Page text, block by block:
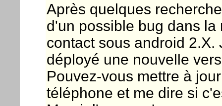
Après quelques
d'un possible bug dans
contact sous android
déployé une nouvelle
Pouvez-vous mettre à
téléphone et me dire si